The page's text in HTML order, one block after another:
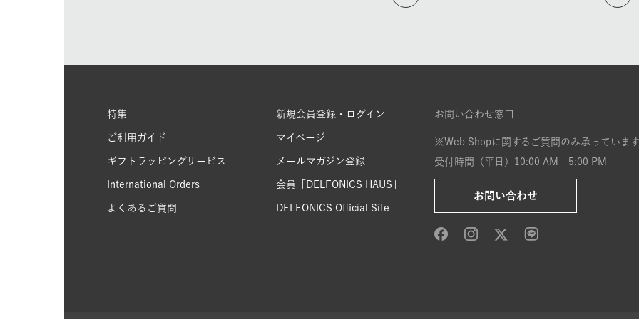
特集
ご利用ガイド
ギフトラッピングサービス
International Orders
よくあるご質問
新規会員登録・ログイン
マイページ
メールマガジン登録
会員「DELFONICS HAUS」
DELFONICS Official Site
お問い合わせ窓口
※Web Shopに関するご質問のみ承っていま
受付時間（平日）10:00 AM - 5:00 PM
お問い合わせ